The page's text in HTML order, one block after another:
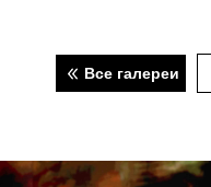
Все галереи